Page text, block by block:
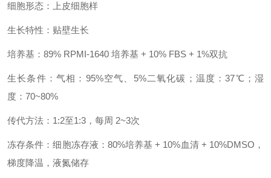
细胞形态：上皮细胞样
生长特性：贴壁生长
培养基：89% RPMI-1640 培养基 + 10% FBS + 1%双抗
生长条件：气相：95%空气、5%二氧化碳；温度：37℃；湿
度：70~80%
传代方法：1:2至1:3，每周 2~3次
冻存条件：细胞冻存液：80%培养基 + 10%血清 + 10%DMSO，
梯度降温，液氮储存